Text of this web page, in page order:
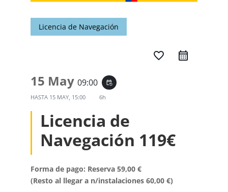
Licencia de Navegación
favorite_border
15 May 09:00 event_repeat
HASTA 15 MAY, 15:00 6h
Licencia de
Navegación 119€
Forma de pago: Reserva 59,00 €
(Resto al llegar a n/instalaciones 60,00 €)